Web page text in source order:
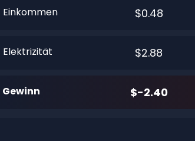
Einkommen $0.48
Elektrizität $2.88
Gewinn $-2.40